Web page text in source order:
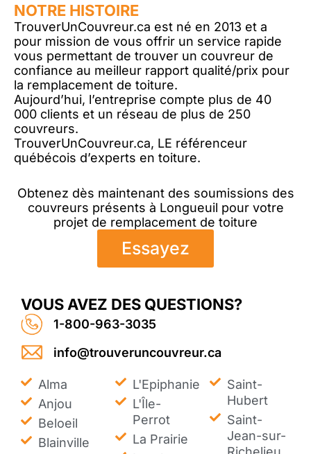
NOTRE HISTOIRE
TrouverUnCouvreur.ca est né en 2013 et a
pour mission de vous offrir un service rapide
vous permettant de trouver un couvreur de
confiance au meilleur rapport qualité/prix pour
la remplacement de toiture.
Aujourd’hui, l’entreprise compte plus de 40
000 clients et un réseau de plus de 250
couvreurs.
TrouverUnCouvreur.ca, LE référenceur
québécois d’experts en toiture.
Obtenez dès maintenant des soumissions des
couvreurs présents à Longueuil pour votre
projet de remplacement de toiture
Essayez
VOUS AVEZ DES QUESTIONS?
1-800-963-3035
info@trouveruncouvreur.ca
Alma
Anjou
Beloeil
Blainville
L'Epiphanie
L'Île-
Perrot
La Prairie
Saint-
Hubert
Saint-
Jean-sur-